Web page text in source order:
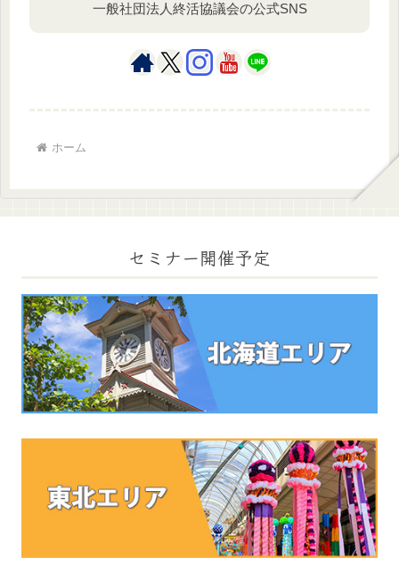
一般社団法人終活協議会の公式SNS
ホーム
セミナー開催予定